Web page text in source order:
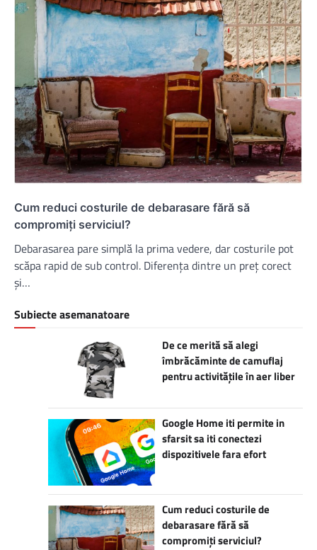
Cum reduci costurile de debarasare fără să
compromiți serviciul?
Debarasarea pare simplă la prima vedere, dar costurile pot
scăpa rapid de sub control. Diferența dintre un preț corect
și…
Subiecte asemanatoare
De ce merită să alegi
îmbrăcăminte de camuflaj
pentru activitățile în aer liber
Google Home iti permite in
sfarsit sa iti conectezi
dispozitivele fara efort
Cum reduci costurile de
debarasare fără să
compromiți serviciul?